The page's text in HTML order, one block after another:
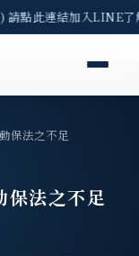
點此連結加入LINE
保法之不足
保法之不足